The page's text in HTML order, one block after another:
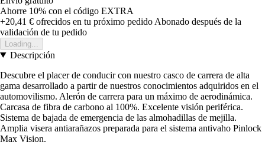
Ahorre 10% con el código EXTRA
+20,41 € ofrecidos en tu próximo pedido Abonado después de la
validación de tu pedido
Loading...
Descripción
Descubre el placer de conducir con nuestro casco de carrera de alta
gama desarrollado a partir de nuestros conocimientos adquiridos en el
automovilismo. Alerón de carrera para un máximo de aerodinámica.
Carcasa de fibra de carbono al 100%. Excelente visión periférica.
Sistema de bajada de emergencia de las almohadillas de mejilla.
Amplia visera antiarañazos preparada para el sistema antivaho Pinlock
Max Vision.